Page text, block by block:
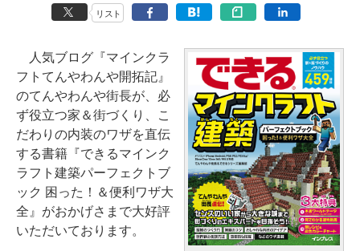
リスト
人気ブログ『マインクラ
フトてんやわんや開拓記』
のてんやわんや街長が、必
ず役立つ家＆街づくり、こ
だわりの内装のワザを直伝
する書籍『できるマインク
ラフト建築パーフェクトブ
ック 困った！＆便利ワザ大
全』がおかげさまで大好評
いただいております。